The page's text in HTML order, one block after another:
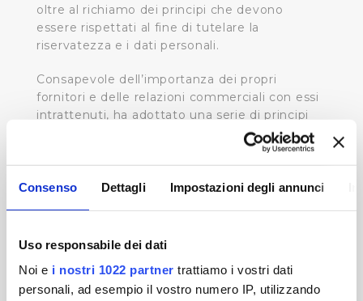
Consenso Dettagli Impostazioni degli annunci
Uso responsabile dei dati
Noi e i nostri 1022 partner trattiamo i vostri dati
personali, ad esempio il vostro numero IP, utilizzando
oltre al richiamo dei principi che devono
essere rispettati al fine di tutelare la
riservatezza e i dati personali.
Consapevole dell’importanza dei propri
fornitori e delle relazioni commerciali con essi
intrattenuti, ha adottato una serie di principi
specifici contenuti all’interno del Codice di
Condotta imprese concorrenti e Fornitori che
stabilisce regole, detta comportamenti e fissa
disposizioni precise per le imprese concorrenti,
realizzazione, siamo costantemente
impegnati nell’attività di: